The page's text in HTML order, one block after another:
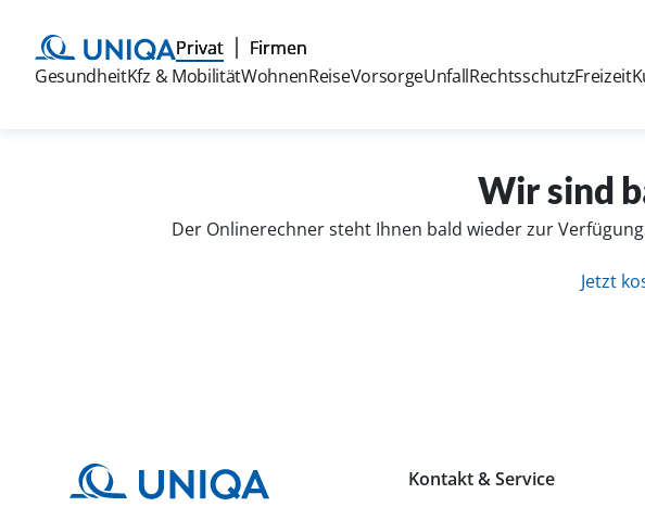
Privat Firmen
GesundheitKfz & MobilitätWohnenReiseVorsorgeUnfallRechtsschutzFreizeit
Wir sind
Der Onlinerechner steht Ihnen bald wieder zur
Jetzt
Kontakt & Service